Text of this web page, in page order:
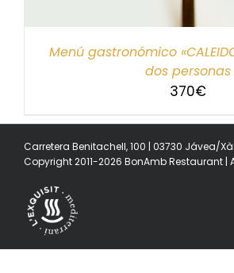
Menú gastronómico
dos personas
370€
Carretera Benitachell, 100 | 03730 Jávea/
Copyright 2011-2026 BonAmb Restaurant |